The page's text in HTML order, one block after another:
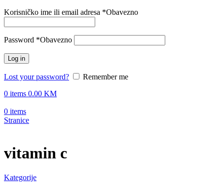
Korisničko ime ili email adresa *Obavezno
Password *Obavezno
Log in
Lost your password?
Remember me
0 items 0.00 KM
0 items
Stranice
vitamin c
Kategorije